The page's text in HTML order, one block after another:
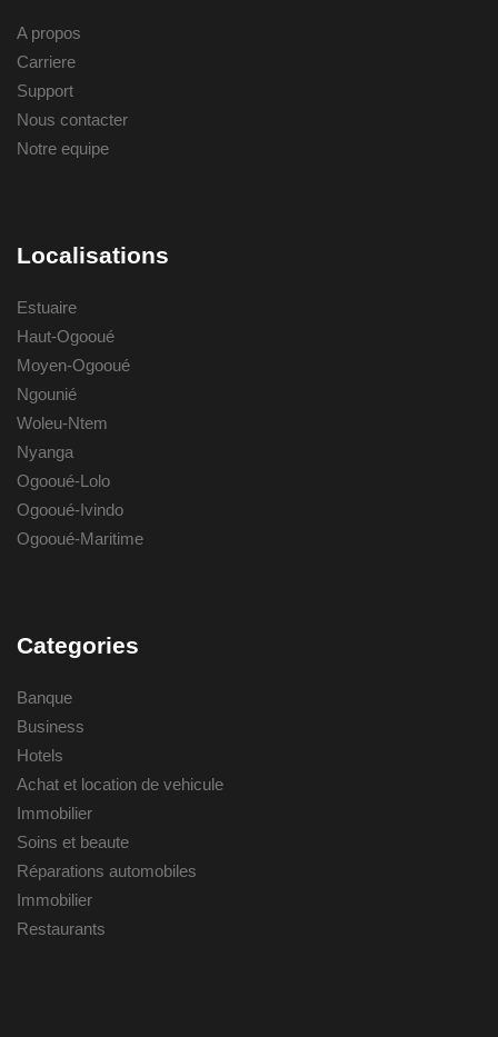
A propos
Carriere
Support
Nous contacter
Notre equipe
Localisations
Estuaire
Haut-Ogooué
Moyen-Ogooué
Ngounié
Woleu-Ntem
Nyanga
Ogooué-Lolo
Ogooué-Ivindo
Ogooué-Maritime
Categories
Banque
Business
Hotels
Achat et location de vehicule
Immobilier
Soins et beaute
Réparations automobiles
Immobilier
Restaurants